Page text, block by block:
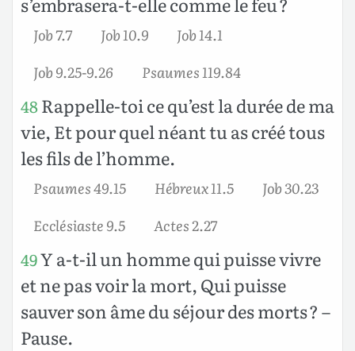
Job 7.7 Job 10.9
Job 14.1
Job 9.25-9.26
Psaumes 119.84
48Rappelle-toi ce qu’est la durée de ma
vie, Et pour quel néant tu as créé tous
les fils de l’homme.
Psaumes 49.15 Hébreux 11.5
Job 30.23
Ecclésiaste 9.5
Actes 2.27
49Y a-t-il un homme qui puisse vivre
et ne pas voir la mort, Qui puisse
sauver son âme du séjour des morts ? –
Pause.